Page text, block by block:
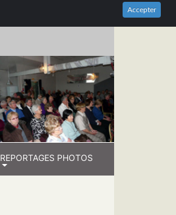
Accepter
REPORTAGES PHOTOS